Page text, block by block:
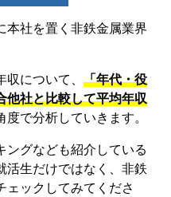
本社を置く非鉄金属業界
について、 「年代・役
他社と比較して平均年収
度で分析していきます。
ングなども紹介している
活生だけではなく、非鉄
ェックしてみてくださ